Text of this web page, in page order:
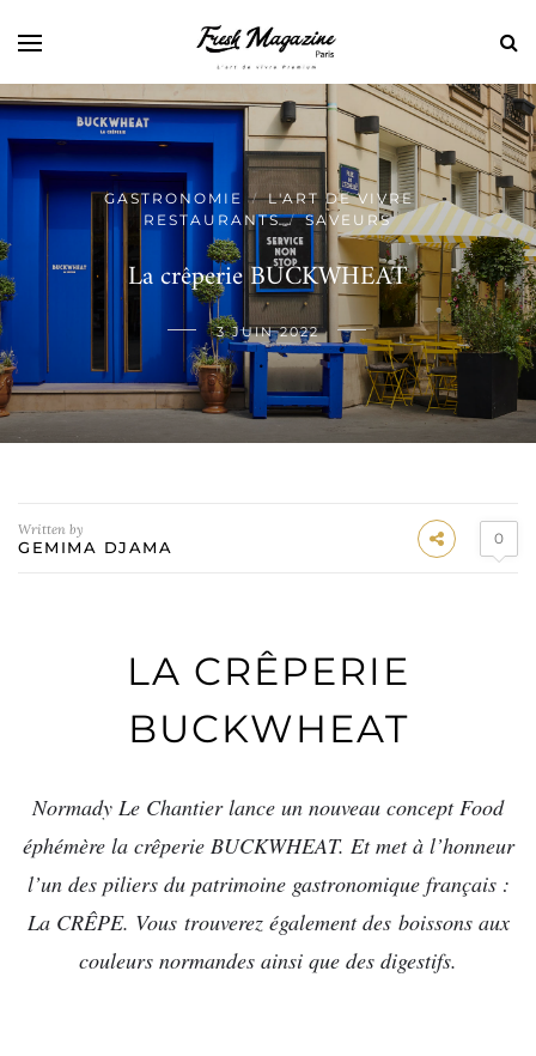
GASTRONOMIE / L'ART DE VIVRE /
RESTAURANTS / SAVEURS
La crêperie BUCKWHEAT
3 JUIN 2022
Written by
GEMIMA DJAMA 0
LA CRÊPERIE
BUCKWHEAT
Normady Le Chantier lance un nouveau concept Food
éphémère la crêperie BUCKWHEAT. Et met à l’honneur
l’un des piliers du patrimoine gastronomique français :
La CRÊPE. Vous trouverez également des boissons aux
couleurs normandes ainsi que des digestifs.